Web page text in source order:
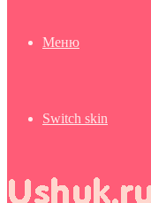
Меню
Switch skin